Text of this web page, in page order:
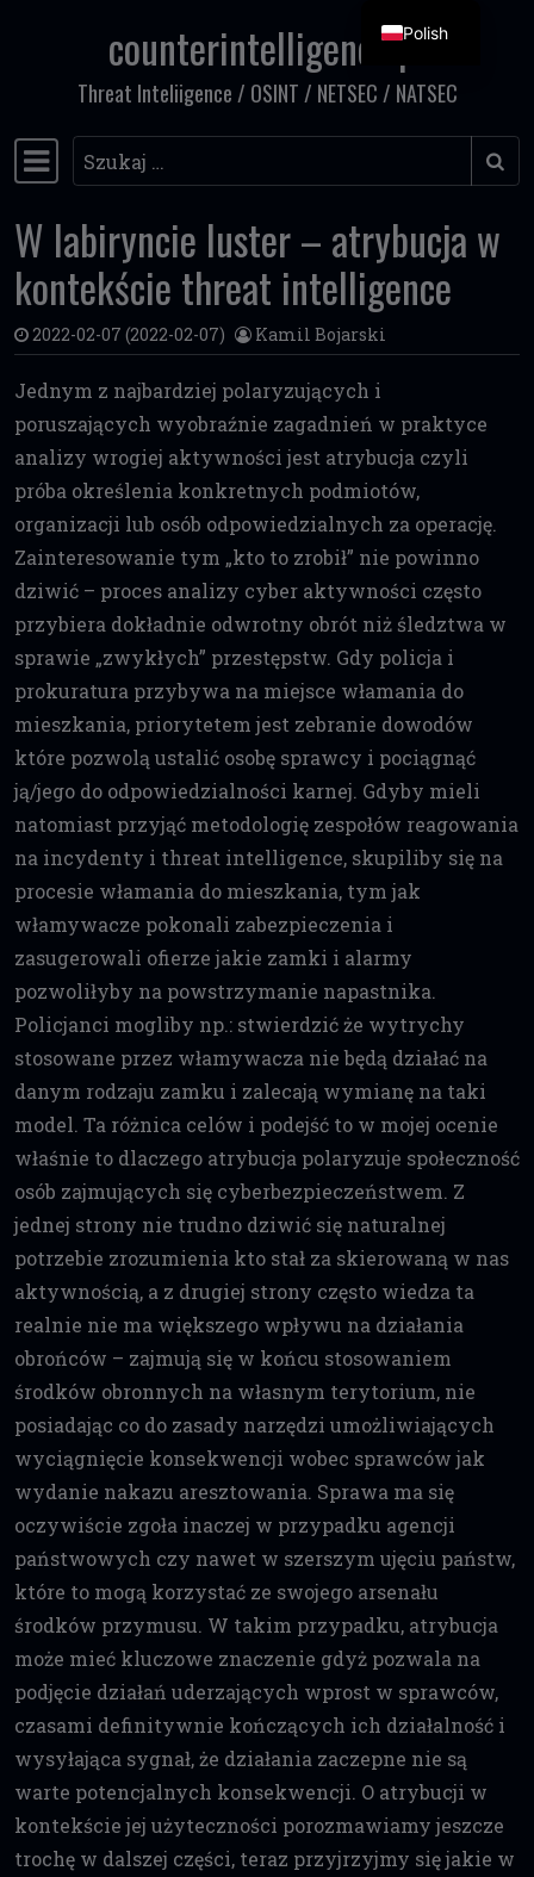
Przejdź do treścicounterintelligence.pl
Threat Inteliigence / OSINT / NETSEC / NATSEC
Główna nawigacja
Szukaj
W labiryncie luster – atrybucja w
kontekście threat intelligence
2022-02-07 (2022-02-07) Kamil Bojarski
Jednym z najbardziej polaryzujących i
poruszających wyobraźnie zagadnień w praktyce
analizy wrogiej aktywności jest atrybucja czyli
próba określenia konkretnych podmiotów,
organizacji lub osób odpowiedzialnych za operację.
Zainteresowanie tym „kto to zrobił” nie powinno
dziwić – proces analizy cyber aktywności często
przybiera dokładnie odwrotny obrót niż śledztwa w
sprawie „zwykłych” przestępstw. Gdy policja i
prokuratura przybywa na miejsce włamania do
mieszkania, priorytetem jest zebranie dowodów
które pozwolą ustalić osobę sprawcy i pociągnąć
ją/jego do odpowiedzialności karnej. Gdyby mieli
natomiast przyjąć metodologię zespołów reagowania
na incydenty i threat intelligence, skupiliby się na
procesie włamania do mieszkania, tym jak
włamywacze pokonali zabezpieczenia i
zasugerowali ofierze jakie zamki i alarmy
pozwoliłyby na powstrzymanie napastnika.
Policjanci mogliby np.: stwierdzić że wytrychy
stosowane przez włamywacza nie będą działać na
danym rodzaju zamku i zalecają wymianę na taki
model. Ta różnica celów i podejść to w mojej ocenie
właśnie to dlaczego atrybucja polaryzuje społeczność
osób zajmujących się cyberbezpieczeństwem. Z
jednej strony nie trudno dziwić się naturalnej
potrzebie zrozumienia kto stał za skierowaną w nas
aktywnością, a z drugiej strony często wiedza ta
realnie nie ma większego wpływu na działania
obrońców – zajmują się w końcu stosowaniem
środków obronnych na własnym terytorium, nie
posiadając co do zasady narzędzi umożliwiających
wyciągnięcie konsekwencji wobec sprawców jak
wydanie nakazu aresztowania. Sprawa ma się
oczywiście zgoła inaczej w przypadku agencji
państwowych czy nawet w szerszym ujęciu państw,
które to mogą korzystać ze swojego arsenału
środków przymusu. W takim przypadku, atrybucja
może mieć kluczowe znaczenie gdyż pozwala na
podjęcie działań uderzających wprost w sprawców,
czasami definitywnie kończących ich działalność i
wysyłająca sygnał, że działania zaczepne nie są
warte potencjalnych konsekwencji. O atrybucji w
kontekście jej użyteczności porozmawiamy jeszcze
trochę w dalszej części, teraz przyjrzyjmy się jakie w
Polish